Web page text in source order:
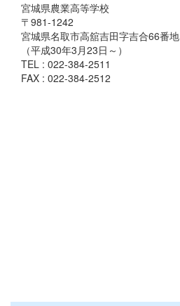
宮城県農業高等学校
〒981-1242
宮城県名取市高舘吉田字吉合66番地
（平成30年3月23日～）
TEL : 022-384-2511
FAX : 022-384-2512